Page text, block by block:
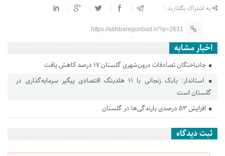
به اشتراک بگذارید :
https://akhbaregonbad.ir/?p=2631
اخبار مشابه
جانباختگان تصادفات درون‌شهری گلستان ۱۷ درصد کاهش یافت
استاندار: بابک زنجانی با ۱۱ هلدینگ اقتصادی پیگیر سرمایه‌گذاری در
گلستان است
افزایش ۵۳ درصدی بارندگی‌ها در گلستان
ثبت دیدگاه